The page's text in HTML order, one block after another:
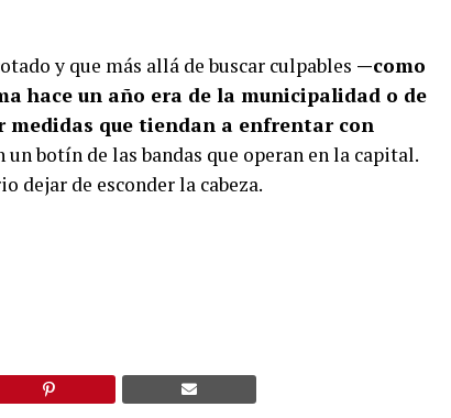
y que más allá de buscar culpables —como
hace un año era de la municipalidad o de
medidas que tiendan a enfrentar con
un botín de las bandas que operan en la capital.
dejar de esconder la cabeza.